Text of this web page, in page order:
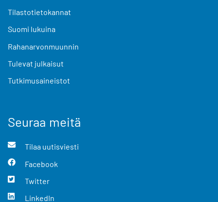
Tilastotietokannat
Suomi lukuina
Rahanarvonmuunnin
Tulevat julkaisut
Tutkimusaineistot
Seuraa meitä
Tilaa uutisviesti
Facebook
Twitter
LinkedIn